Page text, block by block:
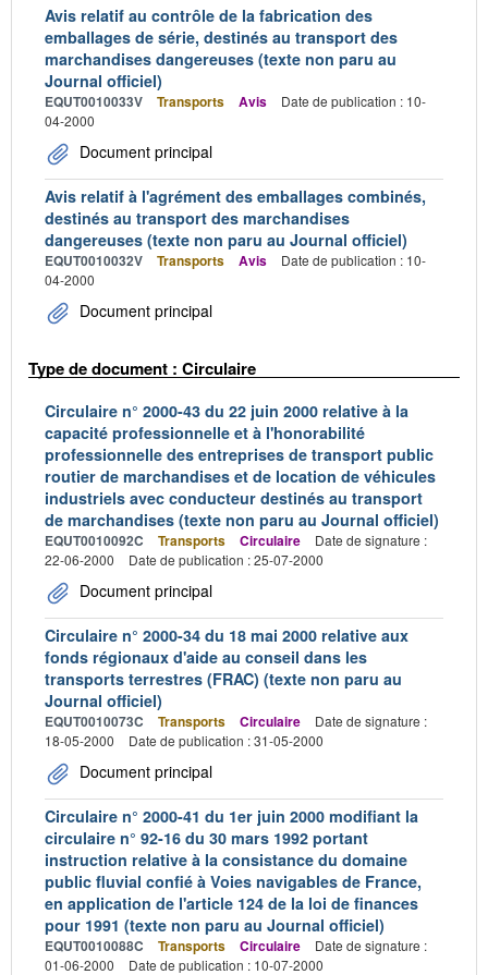
Avis relatif au contrôle de la fabrication des
emballages de série, destinés au transport des
marchandises dangereuses (texte non paru au
Journal officiel)
EQUT0010033V Transports Avis
Date de publication : 10-
04-2000
Document principal
Avis relatif à l'agrément des emballages combinés,
destinés au transport des marchandises
dangereuses (texte non paru au Journal officiel)
EQUT0010032V Transports Avis
Date de publication : 10-
04-2000
Document principal
Type de document : Circulaire
Circulaire n° 2000-43 du 22 juin 2000 relative à la
capacité professionnelle et à l'honorabilité
professionnelle des entreprises de transport public
routier de marchandises et de location de véhicules
industriels avec conducteur destinés au transport
de marchandises (texte non paru au Journal officiel)
EQUT0010092C Transports Circulaire
Date de signature :
22-06-2000
Date de publication : 25-07-2000
Document principal
Circulaire n° 2000-34 du 18 mai 2000 relative aux
fonds régionaux d'aide au conseil dans les
transports terrestres (FRAC) (texte non paru au
Journal officiel)
EQUT0010073C Transports Circulaire
Date de signature :
18-05-2000
Date de publication : 31-05-2000
Document principal
Circulaire n° 2000-41 du 1er juin 2000 modifiant la
circulaire n° 92-16 du 30 mars 1992 portant
instruction relative à la consistance du domaine
public fluvial confié à Voies navigables de France,
en application de l'article 124 de la loi de finances
pour 1991 (texte non paru au Journal officiel)
EQUT0010088C Transports Circulaire
Date de signature :
01-06-2000
Date de publication : 10-07-2000